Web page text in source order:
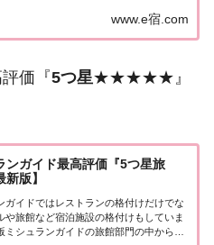
みました♪ いずれのホテルも人気ランキ
www.e宿.com
価『5つ星★★★★★』
ンガイド最高評価『5つ星旅
版】
ガイドではレストランの格付けだけでな
や旅館など宿泊施設の格付けもしていま
ミシュランガイドの旅館部門の中から最